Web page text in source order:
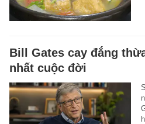
Bill Gates cay đắng
nhất cuộc đời